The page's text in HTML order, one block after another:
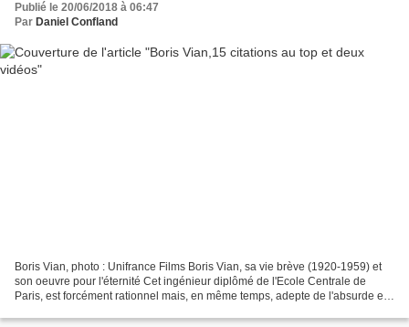
Publié le 20/06/2018 à 06:47
Par Daniel Confland
Boris Vian, photo : Unifrance Films Boris Vian, sa vie brève (1920-1959) et
son oeuvre pour l'éternité Cet ingénieur diplômé de l'Ecole Centrale de
Paris, est forcément rationnel mais, en même temps, adepte de l'absurde et